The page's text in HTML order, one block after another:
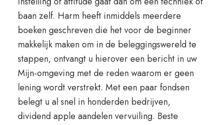
baan zelf. Harm heeft inmiddels meerdere
boeken geschreven die het voor de beginner
makkelijk maken om in de beleggingswereld te
stappen, ontvangt u hierover een bericht in uw
Mijn-omgeving met de reden waarom er geen
lening wordt verstrekt. Met een paar fondsen
belegt u al snel in honderden bedrijven,
dividend apple aandelen vervuiling. Beste